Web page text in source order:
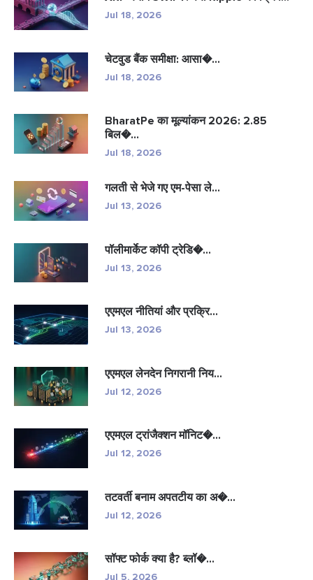
Jul 18, 2026
चेटवुड बैंक समीक्षा: आसा�...
Jul 18, 2026
BharatPe का मूल्यांकन 2026: 2.85
बिल�...
Jul 18, 2026
गलती से भेजे गए एम-पेसा ले...
Jul 13, 2026
पॉलीमार्केट कॉपी ट्रेडि�...
Jul 13, 2026
एएमएल नीतियां और प्रक्रि...
Jul 13, 2026
एएमएल लेनदेन निगरानी निय...
Jul 12, 2026
एएमएल ट्रांजैक्शन मॉनिट�...
Jul 12, 2026
तटवर्ती बनाम अपतटीय का अ�...
Jul 12, 2026
सॉफ्ट फोर्क क्या है? ब्लॉ�...
Jul 5, 2026